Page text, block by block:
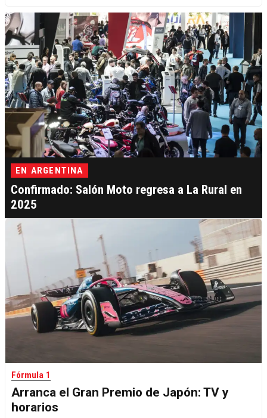
EN ARGENTINA
Confirmado: Salón Moto regresa a La Rural en
2025
Fórmula 1
Arranca el Gran Premio de Japón: TV y
horarios